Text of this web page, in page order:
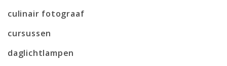
culinair fotograaf
cursussen
daglichtlampen